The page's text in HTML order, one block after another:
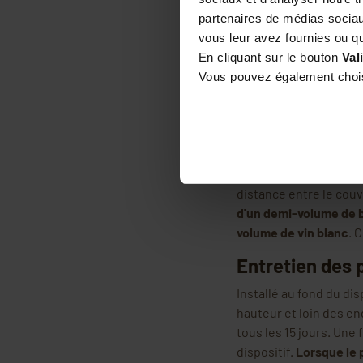
partenaires de médias
vous leur avez fournies ou
En cliquant sur le bouton
Vous pouvez également
Pas besoin d'être un
bricolage devraient
d'un petit couvercle
Retournez-le puis
de la bouteille
Cela vous permettra
distance entre le
d'un demi-volume de
volume de vin blanc.
Entretien des
Installé au fond du
hauteur et loin des
tous les 15 jours.
dispositif. Lorsque le